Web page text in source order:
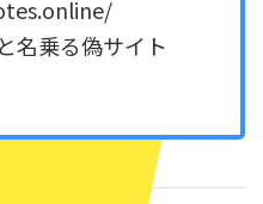
名乗る偽サイト